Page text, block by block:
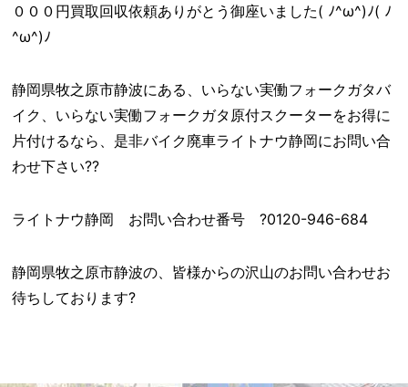
０００円買取回収依頼ありがとう御座いました( ﾉ^ω^)ﾉ( ﾉ
^ω^)ﾉ
静岡県牧之原市静波にある、いらない実働フォークガタバ
イク、いらない実働フォークガタ原付スクーターをお得に
片付けるなら、是非バイク廃車ライトナウ静岡にお問い合
わせ下さい??
ライトナウ静岡 お問い合わせ番号 ?0120-946-684
静岡県牧之原市静波の、皆様からの沢山のお問い合わせお
待ちしております?